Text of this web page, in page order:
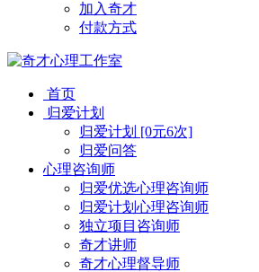
加入奇才
付款方式
首页
归爱计划
归爱计划 [0元6次]
归爱问答
心理咨询师
归爱优选心理咨询师
归爱计划心理咨询师
独立项目咨询师
奇才讲师
奇才心理督导师